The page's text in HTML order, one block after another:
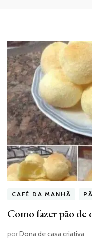
CAFÉ DA MANHÃ
Como fazer pão
porDona de casa criativa